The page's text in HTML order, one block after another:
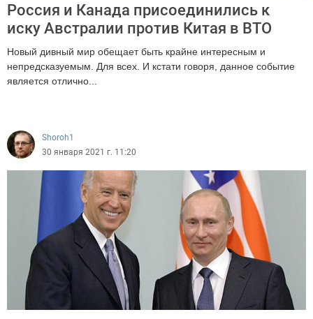
Россия и Канада присоединились к
иску Австралии против Китая в ВТО
Новый дивный мир обещает быть крайне интересным и
непредсказуемым. Для всех. И кстати говоря, данное событие
является отлично...
Shoroh1
30 января 2021 г. 11:20